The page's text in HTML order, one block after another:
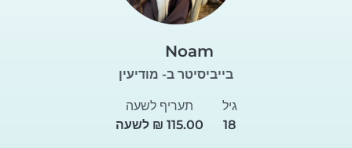
Noam
בייביסיטר ב- מודיעין
גיל
18
תעריף לשעה